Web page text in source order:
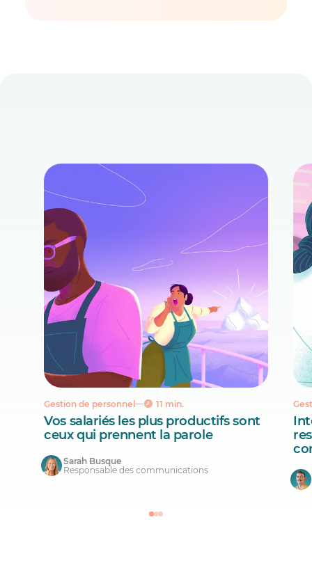
Gestion de personnel 11 min.
Vos salariés les plus productifs sont
ceux qui prennent la parole
Sarah Busque
Responsable des communications